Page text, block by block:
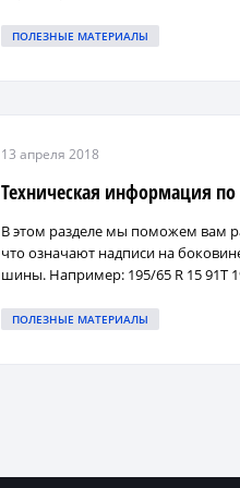
ПОЛЕЗНЫЕ МАТЕРИАЛЫ
13 апреля 2018
Техническая информация
В этом разделе мы поможем вам
что означают надписи на
шины. Например: 195/65 R 15 91T
ПОЛЕЗНЫЕ МАТЕРИАЛЫ